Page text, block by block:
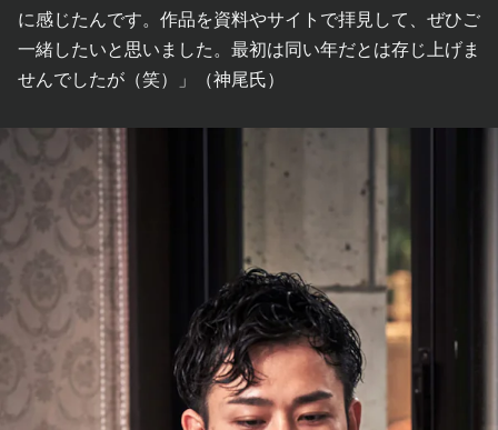
に感じたんです。作品を資料やサイトで拝見して、ぜひご
一緒したいと思いました。最初は同い年だとは存じ上げま
せんでしたが（笑）」（神尾氏）